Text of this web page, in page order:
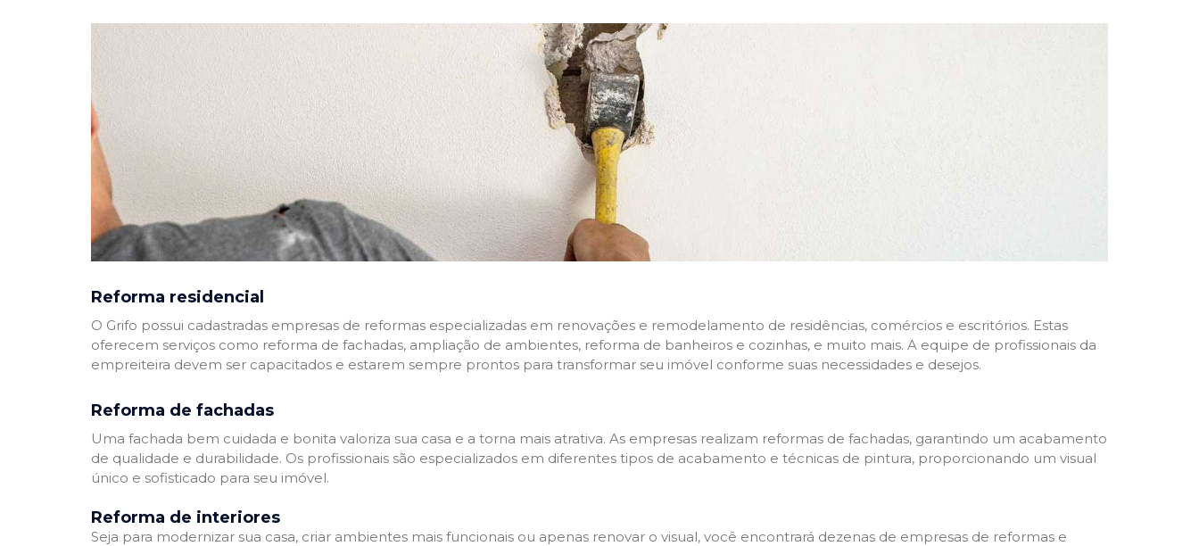
Reforma residencial
O Grifo possui cadastradas empresas de reformas especializadas em renovações e remodelamento de residências, comércios e escritórios. Estas
oferecem serviços como reforma de fachadas, ampliação de ambientes, reforma de banheiros e cozinhas, e muito mais. A equipe de profissionais da
empreiteira devem ser capacitados e estarem sempre prontos para transformar seu imóvel conforme suas necessidades e desejos.
Reforma de fachadas
Uma fachada bem cuidada e bonita valoriza sua casa e a torna mais atrativa. As empresas realizam reformas de fachadas, garantindo um acabamento
de qualidade e durabilidade. Os profissionais são especializados em diferentes tipos de acabamento e técnicas de pintura, proporcionando um visual
único e sofisticado para seu imóvel.
Reforma de interiores
Seja para modernizar sua casa, criar ambientes mais funcionais ou apenas renovar o visual, você encontrará dezenas de empresas de reformas e